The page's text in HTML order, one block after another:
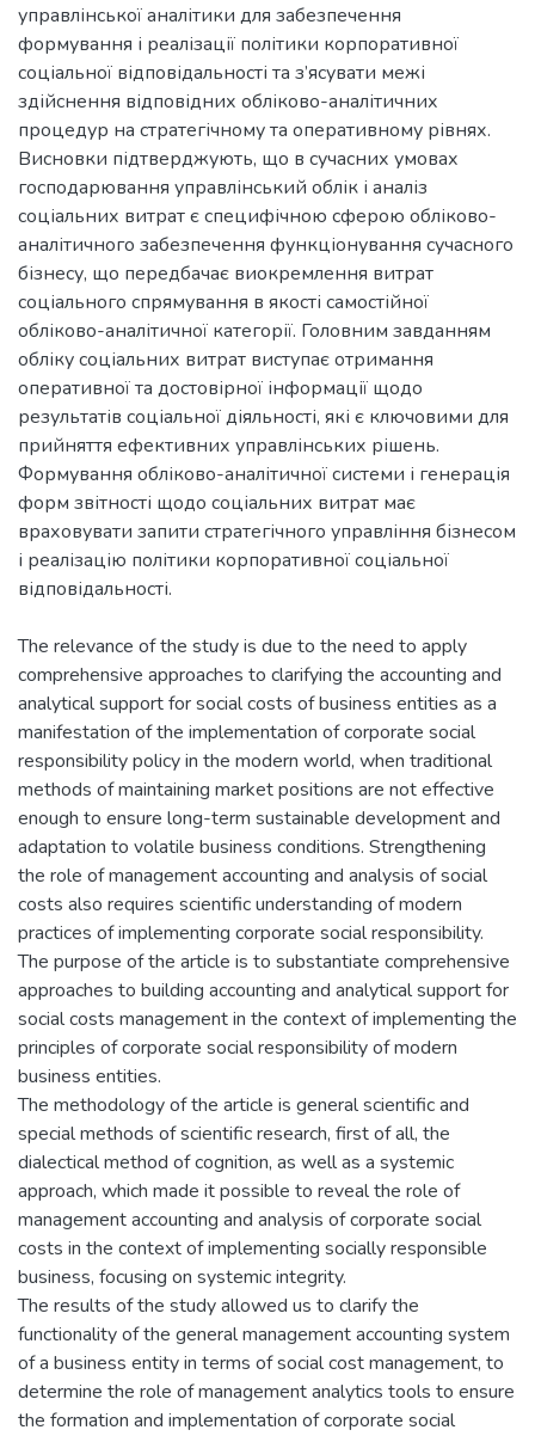
управлінської аналітики для забезпечення
формування і реалізації політики корпоративної
соціальної відповідальності та з’ясувати межі
здійснення відповідних обліково-аналітичних
процедур на стратегічному та оперативному рівнях.
Висновки підтверджують, що в сучасних умовах
господарювання управлінський облік і аналіз
соціальних витрат є специфічною сферою обліково-
аналітичного забезпечення функціонування сучасного
бізнесу, що передбачає виокремлення витрат
соціального спрямування в якості самостійної
обліково-аналітичної категорії. Головним завданням
обліку соціальних витрат виступає отримання
оперативної та достовірної інформації щодо
результатів соціальної діяльності, які є ключовими для
прийняття ефективних управлінських рішень.
Формування обліково-аналітичної системи і генерація
форм звітності щодо соціальних витрат має
враховувати запити стратегічного управління бізнесом
і реалізацію політики корпоративної соціальної
The relevance of the study is due to the need to apply
comprehensive approaches to clarifying the accounting and
analytical support for social costs of business entities as a
manifestation of the implementation of corporate social
responsibility policy in the modern world, when traditional
methods of maintaining market positions are not effective
enough to ensure long-term sustainable development and
adaptation to volatile business conditions. Strengthening
the role of management accounting and analysis of social
costs also requires scientific understanding of modern
practices of implementing corporate social responsibility.
The purpose of the article is to substantiate comprehensive
approaches to building accounting and analytical support for
social costs management in the context of implementing the
principles of corporate social responsibility of modern
business entities.
The methodology of the article is general scientific and
special methods of scientific research, first of all, the
dialectical method of cognition, as well as a systemic
approach, which made it possible to reveal the role of
management accounting and analysis of corporate social
costs in the context of implementing socially responsible
business, focusing on systemic integrity.
The results of the study allowed us to clarify the
functionality of the general management accounting system
of a business entity in terms of social cost management, to
determine the role of management analytics tools to ensure
the formation and implementation of corporate social